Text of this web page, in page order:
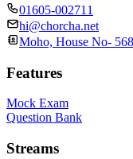
01605-002711
hi@chorcha.net
Moho, House No-
Features
Mock Exam
Question Bank
Streams